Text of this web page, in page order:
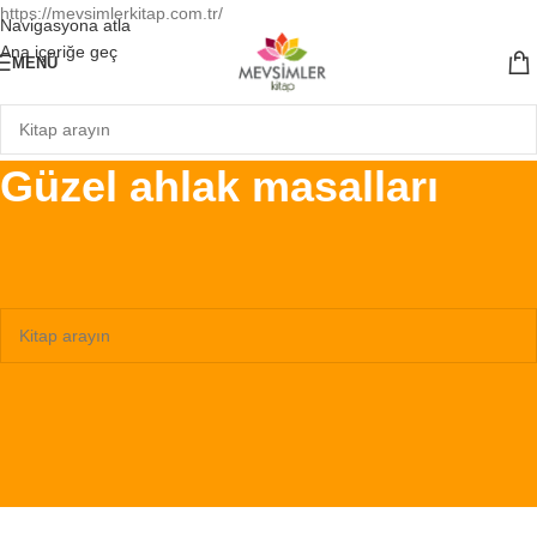
https://mevsimlerkitap.com.tr/
Navigasyona atla
Ana içeriğe geç
MENÜ
Güzel ahlak masalları